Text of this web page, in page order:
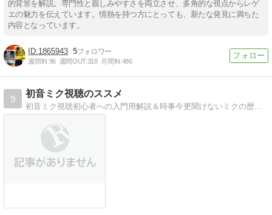
的背景を解説。専門性と親しみやすさを両立させ、多角的な視点からレゲ
エの魅力を伝えています。情熱を持つ方にとっても、新たな発見に満ちた
内容となっています。
1865943 5
週間IN:96 週間OUT:318 月間IN:486
9
初音ミク視聴のススメ
初音ミク視聴初心者への入門用解説＆時事今更聞けないミクの歴史や用語説明、曲の探し方など。聞き専視点からブームを整理